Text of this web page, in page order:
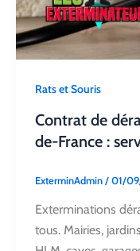
Rats et Souris
Contrat de
de-France :
ExterminAdmin/01/
Exterminations
tous. Mairies,